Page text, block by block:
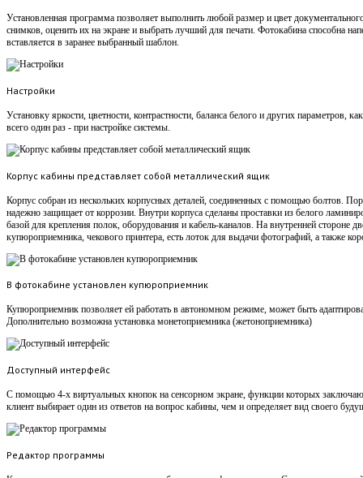
Установленная программа позволяет выполнить любой размер и цвет
снимков, оценить их на экране и выбрать лучший для печати. Фотокабина способна
вставляется в заранее выбранный шаблон.
Настройки
Установку яркости, цветности, контрастности, баланса белого и других параметров,
всего один раз - при настройке системы.
Корпус кабины представляет собой металлический ящик
Корпус собран из нескольких корпусных деталей, соединенных с помощью болтов.
надежно защищает от коррозии. Внутри корпуса сделаны проставки из белого
базой для крепления полок, оборудования и кабель-каналов. На внутренней стороне
купюроприемника, чекового принтера, есть лоток для выдачи фотографий, а также
В фотокабине установлен купюроприемник
Купюроприемник позволяет ей работать в автономном режиме, может быть
Дополнительно возможна установка монетоприемника (жетоноприемника)
Доступный интерфейс
С помощью 4-х виртуальных кнопок на сенсорном экране, функции которых
клиент выбирает один из ответов на вопрос кабины, чем и определяет вид своего
Редактор программы